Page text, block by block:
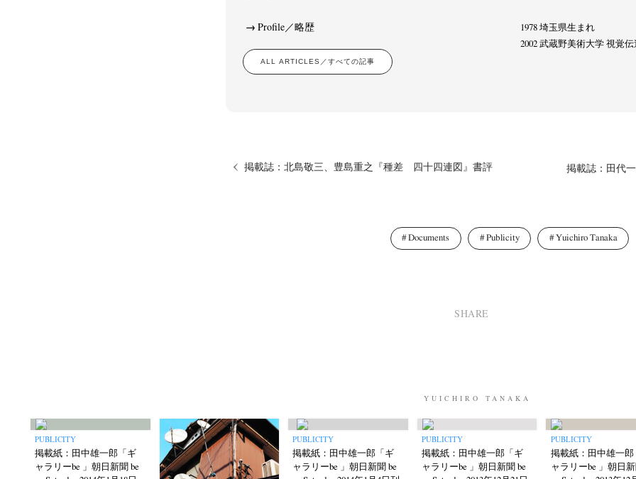
Profile／略歴
ALL ARTICLES／すべての記事
1978 埼玉県生まれ
2002 武蔵野美術大学 視覚
掲載誌：北島敬三、豊島重之『種差 四十四連図』書評 掲載誌：田代
Documents Publicity Yuichiro Tanaka
SHARE
YUICHIRO TANAKA
PUBLICITY
掲載紙：田中雄一郎「ギ
ャラリーbe 」朝日新聞 be
PUBLICITY
掲載紙：田中雄一郎「ギ
ャラリーbe 」朝日新聞 be
PUBLICITY
掲載紙：田中雄一郎「ギ
ャラリーbe 」朝日新聞 be
PUBLICITY
掲載紙：田中雄一郎
ャラリーbe 」朝日